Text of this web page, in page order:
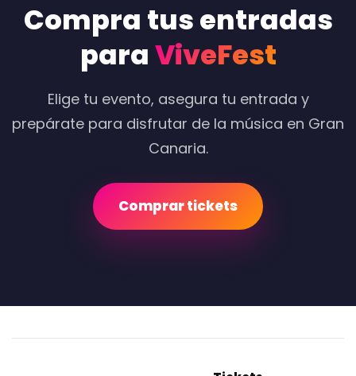
Compra tus entradas
paraViveFest
Elige tu evento, asegura tu entrada y
prepárate para disfrutar de la música en Gran
Canaria.
Comprar tickets